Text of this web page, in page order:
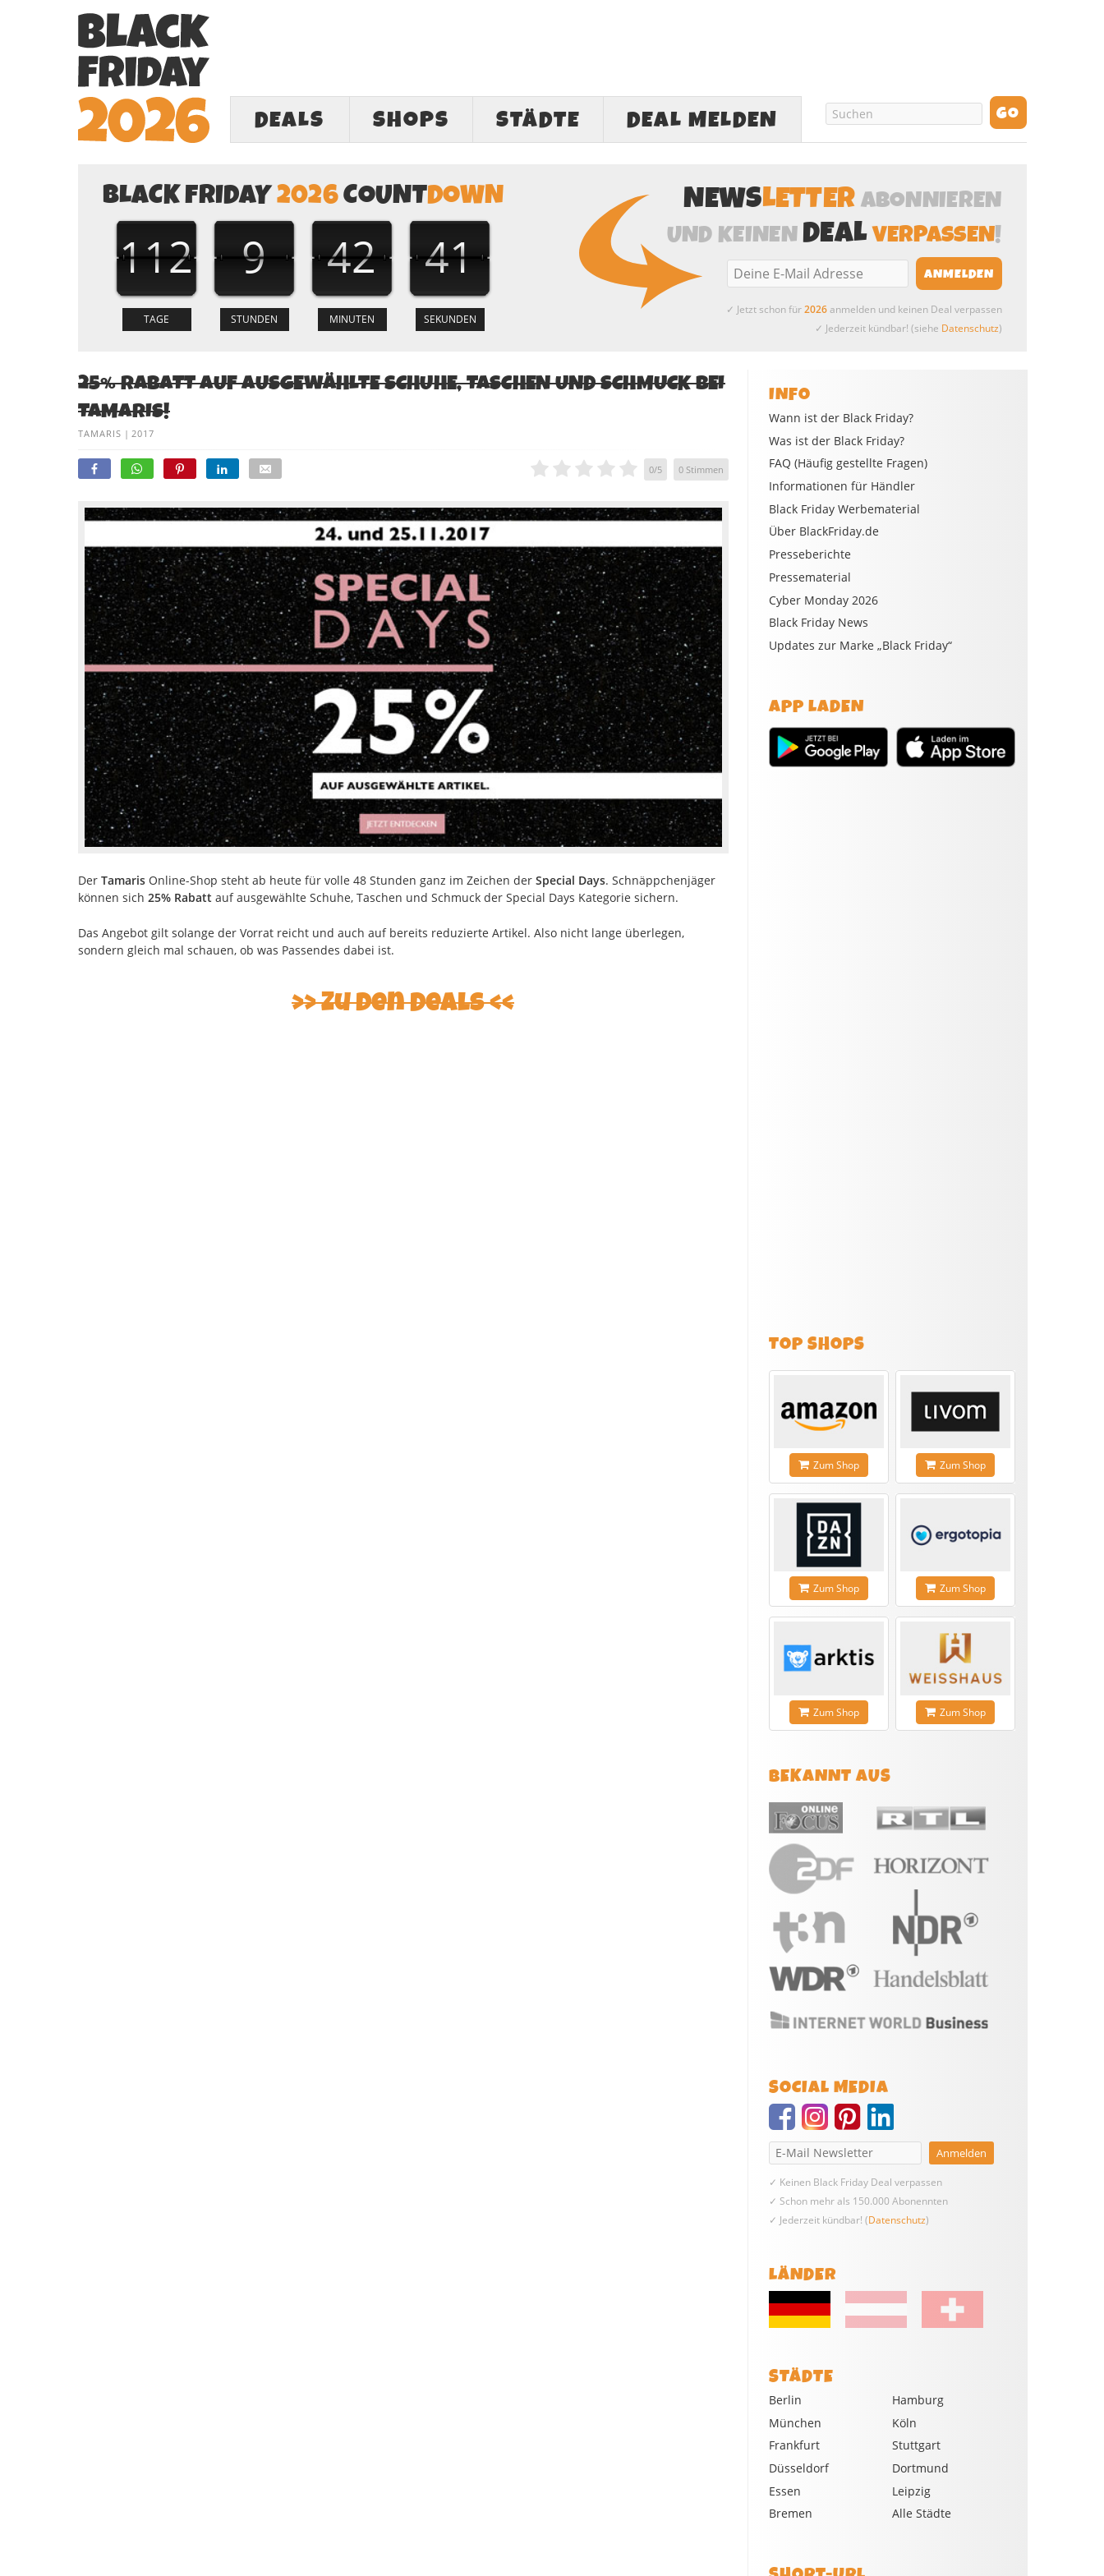
DEALS SHOPS STÄDTE DEAL MELDEN
BLACK FRIDAY2026COUNTDOWN
112 9 42 40
NEWSLETTERABONNIEREN
UND KEINENDEALVERPASSEN!
✓ Jetzt schon für2026anmelden und keinen Deal verpassen
✓ Jederzeit kündbar! (siehe Datenschutz)
25% RABATT AUF AUSGEWÄHLTE SCHUHE, TASCHEN UND SCHMUCK BEI
TAMARIS!
TAMARIS | 2017
0/5 0Stimmen
Der TamarisOnline-Shop steht ab heute für volle 48 Stunden ganz im Zeichen der Special Days. Schnäppchenjäger
können sich 25% Rabatt auf ausgewählte Schuhe, Taschen und Schmuck der Special Days Kategorie sichern.
Das Angebot gilt solange der Vorrat reicht und auch auf bereits reduzierte Artikel. Also nicht lange überlegen,
sondern gleich mal schauen, ob was Passendes dabei ist.
>> Zu den Deals <<
INFO
Wann ist der Black Friday?
Was ist der Black Friday?
FAQ (Häufig gestellte Fragen)
Informationen für Händler
Black Friday Werbematerial
Über BlackFriday.de
Presseberichte
Pressematerial
Cyber Monday 2026
Black Friday News
Updates zur Marke „Black Friday“
APP LADEN
TOP SHOPS
Zum Shop Zum Shop
Zum Shop Zum Shop
Zum Shop Zum Shop
BEKANNT AUS
SOCIAL MEDIA
✓ Keinen Black Friday Deal verpassen
✓ Schon mehr als 150.000 Abonennten
✓ Jederzeit kündbar! (Datenschutz)
LÄNDER
STÄDTE
Berlin
Hamburg
München
Köln
Frankfurt
Stuttgart
Düsseldorf
Dortmund
Essen
Leipzig
Bremen
Alle Städte